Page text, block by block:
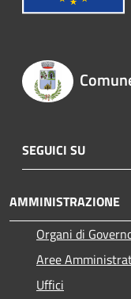
SEGUICI SU
AMMINISTRAZIONE
Organi di
Aree
Uffici